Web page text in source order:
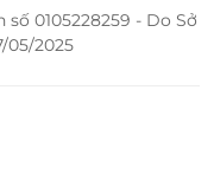
0105228259 - Do Sở
05/2025